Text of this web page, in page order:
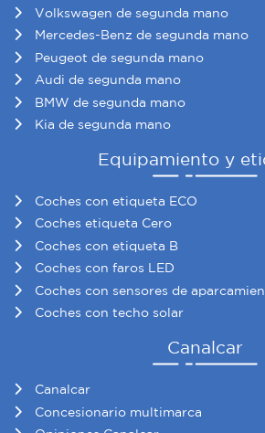
Volkswagen de segunda mano
Mercedes-Benz de segunda mano
Peugeot de segunda mano
Audi de segunda mano
BMW de segunda mano
Kia de segunda mano
Equipamiento y
Coches con etiqueta ECO
Coches etiqueta Cero
Coches con etiqueta B
Coches con faros LED
Coches con sensores de
Coches con techo solar
Canalcar
Canalcar
Concesionario multimarca